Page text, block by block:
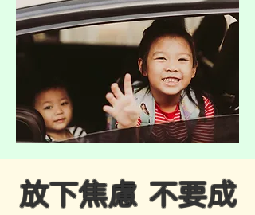
放下焦慮 不要成